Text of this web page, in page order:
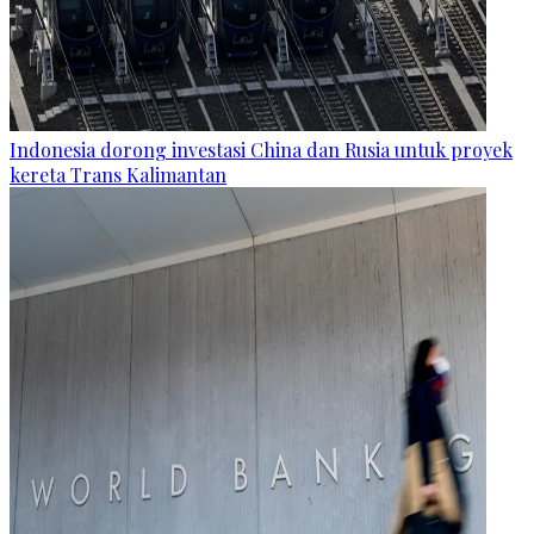
Indonesia dorong investasi China dan Rusia untuk proyek
kereta Trans Kalimantan